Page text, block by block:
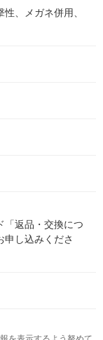
、メガネ併用、
「返品・交換につ
申し込みくださ